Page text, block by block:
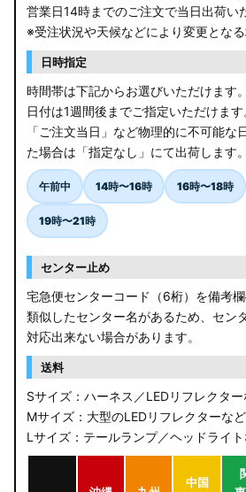
営業日14時までのご注文で当日出荷い
※受注状況や天候などにより変更とな
日時指定
時間帯は下記からお選びいただけます。
日付は1週間後までご指定いただけます
「ご注文当日」など物理的に不可能な
た場合は「指定なし」にて出荷します。
午前中 14時〜16時 16時〜18時
19時〜21時
センター止め
宅急便センターコード（6桁）を備考欄
類似したセンター名があるため、セン
対応出来ない場合があります。
送料
Sサイズ：ハーネス／LEDリフレクタ
Mサイズ：大型のLEDリフレクターなど
Lサイズ：テールランプ／ヘッドライ
中国